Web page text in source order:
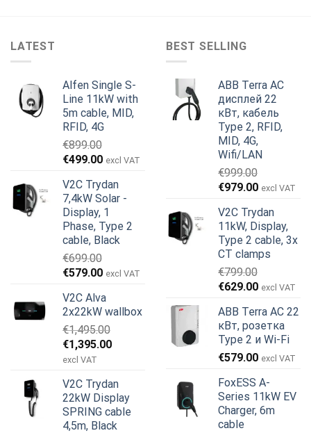
LATEST
Alfen Single S-
Line 11kW with
5m cable, MID,
RFID, 4G
€899.00
Первоначальная
составляла
€899.00.
€499.00Текущая
€499.00.
excl VAT
V2C Trydan
7,4kW Solar -
Display, 1
Phase, Type 2
cable, Black
€699.00
Первоначальная
составляла
€699.00.
€579.00Текущая
€579.00.
excl VAT
V2C Alva
2x22kW wallbox
€1,495.00
Первоначальная
цена
€1,495.00.
€1,395.00Текущая
excl VAT
V2C Trydan
22kW Display
SPRING cable
4,5m, Black
BEST SELLING
ABB Terra AC
дисплей 22
кВт, кабель
Type 2, RFID,
MID, 4G,
Wifi/LAN
€999.00
Первоначальная
составляла
€999.00.
€979.00Текущая
€979.00.
excl VAT
V2C Trydan
11kW, Display,
Type 2 cable, 3x
CT clamps
€799.00
Первоначальная
составляла
€799.00.
€629.00Текущая
€629.00.
excl VAT
ABB Terra AC 22
кВт, розетка
Type 2 и Wi-Fi
€579.00 excl VAT
FoxESS A-
Series 11kW EV
Charger, 6m
cable